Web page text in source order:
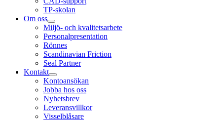
TP-skolan
Om oss
Miljö- och kvalitetsarbete
Personalpresentation
Rönnes
Scandinavian Friction
Seal Partner
Kontakt
Kontoansökan
Jobba hos oss
Nyhetsbrev
Leveransvillkor
Visselblåsare